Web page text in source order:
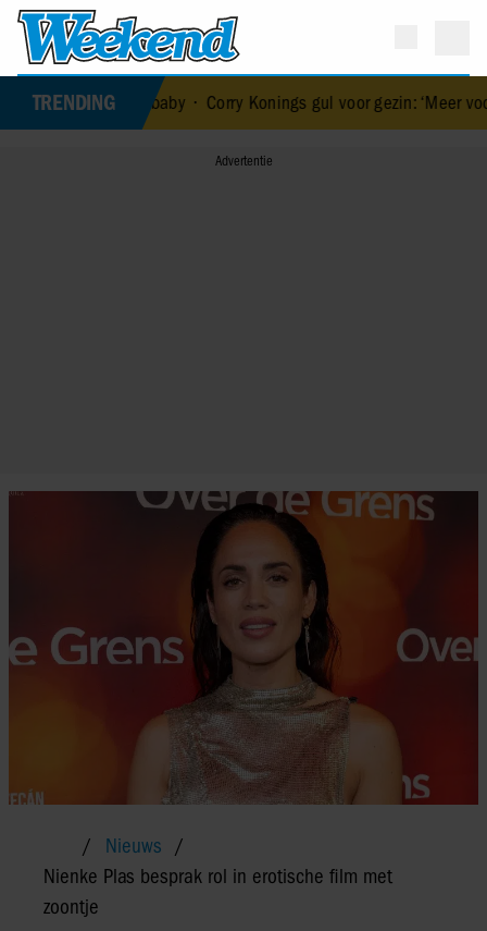
TRENDING
haar baby• Corry Konings gul voor gezin: ‘Meer voor over dan
Nieuws
Nienke Plas besprak rol in erotische film met
zoontje